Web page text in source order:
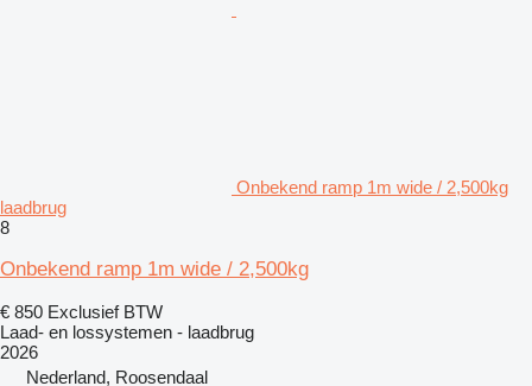
Onbekend ramp 1m wide / 2,500kg
laadbrug
8
Onbekend ramp 1m wide / 2,500kg
€ 850 Exclusief BTW
Laad- en lossystemen - laadbrug
2026
Nederland, Roosendaal